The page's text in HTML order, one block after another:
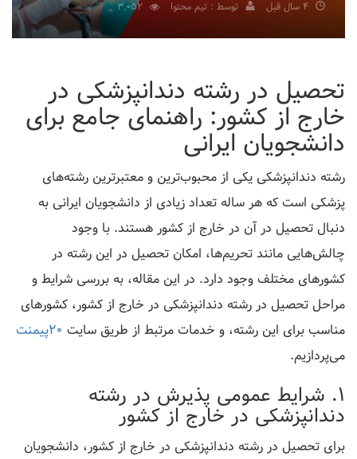
4 سال قبل توسط : تیم محتوا
تحصیل در رشته دندانپزشکی در
خارج از کشور: راهنمای جامع برای
دانشجویان ایرانی
رشته دندانپزشکی یکی از محبوب‌ترین و معتبرترین رشته‌های
پزشکی است که هر ساله تعداد زیادی از دانشجویان ایرانی به
دنبال تحصیل در آن در خارج از کشور هستند. با وجود
چالش‌هایی مانند تحریم‌ها، امکان تحصیل در این رشته در
کشورهای مختلف وجود دارد. در این مقاله، به بررسی شرایط و
مراحل تحصیل در رشته دندانپزشکی در خارج از کشور، کشورهای
مناسب برای این رشته، و خدمات مرتبط از طریق سایت 20پیمنت
می‌پردازیم.
1. شرایط عمومی پذیرش در رشته
دندانپزشکی در خارج از کشور
برای تحصیل در رشته دندانپزشکی در خارج از کشور، دانشجویان